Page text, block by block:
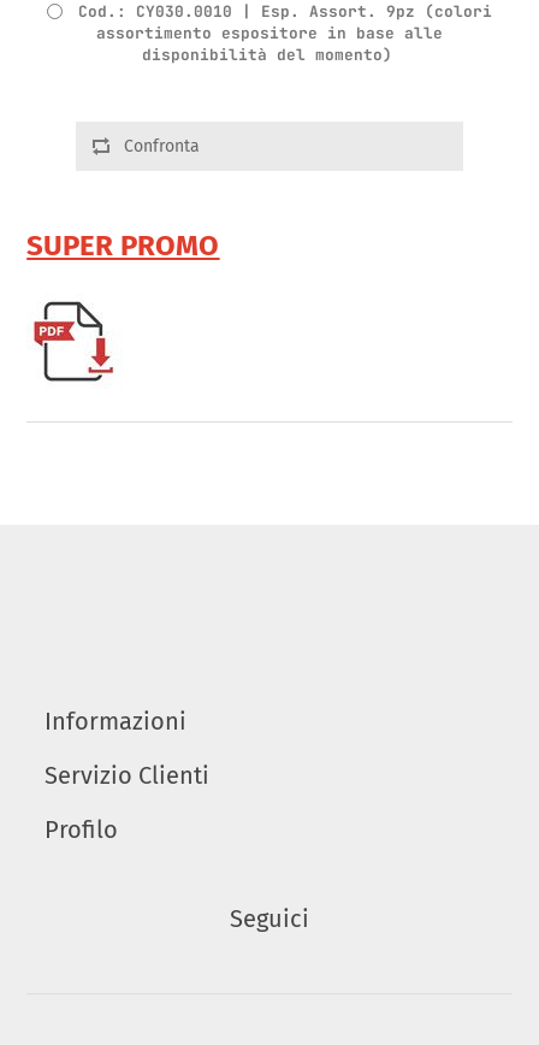
Cod.: CY030.0010 | Esp. Assort. 9pz (colori
assortimento espositore in base alle
disponibilità del momento)
Confronta
SUPER PROMO
Informazioni
Servizio Clienti
Profilo
Seguici